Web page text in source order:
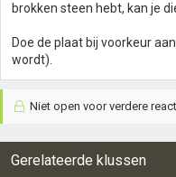
brokken steen hebt, kan je
Doe de plaat bij voorkeur
wordt).
Niet open voor verdere
Gerelateerde klussen